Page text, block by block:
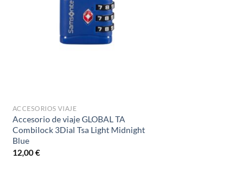
ACCESORIOS VIAJE
Accesorio de viaje GLOBAL TA
Combilock 3Dial Tsa Light Midnight
Blue
12,00€